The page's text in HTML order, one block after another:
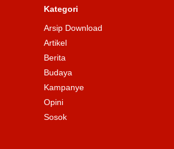
Kategori
Arsip Download
Artikel
Berita
Budaya
Kampanye
Opini
Sosok